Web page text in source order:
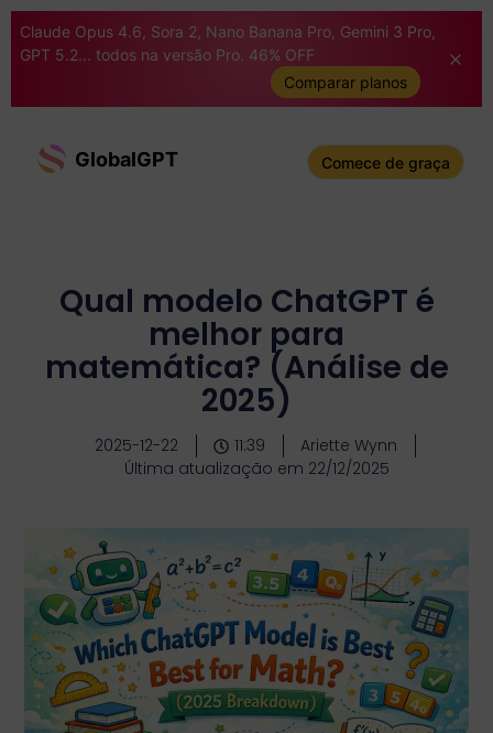
Claude Opus 4.6, Sora 2, Nano Banana Pro, Gemini 3 Pro,
GPT 5.2... todos na versão Pro. 46% OFF
Comparar planos
GlobalGPT Comece de graça
Qual modelo ChatGPT é
melhor para
matemática? (Análise de
2025)
2025-12-22 11:39
Ariette Wynn
Última atualização em 22/12/2025